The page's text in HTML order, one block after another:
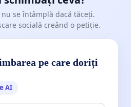
se întâmplă dacă tăceți.
socială creând o petiție.
pe care doriți
AI